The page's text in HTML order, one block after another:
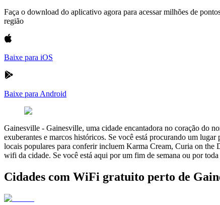
Faça o download do aplicativo agora para acessar milhões de
região
Baixe para iOS
Baixe para Android
Gainesville - Gainesville, uma cidade encantadora no coração do
exuberantes e marcos históricos. Se você está procurando um
locais populares para conferir incluem Karma Cream, Curia on the
wifi da cidade. Se você está aqui por um fim de semana ou por
Cidades com WiFi gratuito perto de